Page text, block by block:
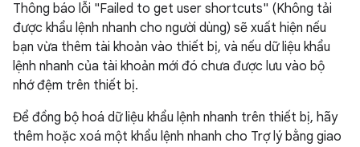
Thông báo lỗi "Failed to get user shortcuts" (Không tải
được khẩu lệnh nhanh cho người dùng) sẽ xuất hiện nếu
bạn vừa thêm tài khoản vào thiết bị, và nếu dữ liệu khẩu
lệnh nhanh của tài khoản mới đó chưa được lưu vào bộ
nhớ đệm trên thiết bị.
Để đồng bộ hoá dữ liệu khẩu lệnh nhanh trên thiết bị, hãy
thêm hoặc xoá một khẩu lệnh nhanh cho Trợ lý bằng giao